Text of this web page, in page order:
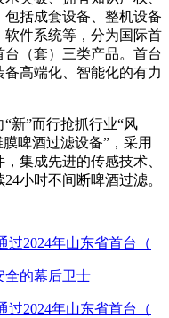
括成套设备、整机设备
软件系统等，分为国际首
（套）三类产品。首台
备高端化、智能化的有力
”而行抢抓行业“风
啤酒过滤设备”，采用
集成先进的传感技术、
小时不间断啤酒过滤。
过2024年山东省首台（
全的幕后卫士
过2024年山东省首台（